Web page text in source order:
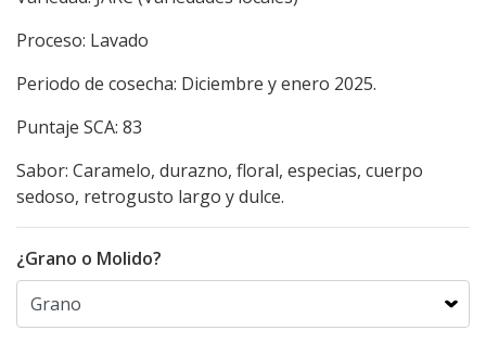
Proceso: Lavado
Periodo de cosecha: Diciembre y enero 2025.
Puntaje SCA: 83
Sabor: Caramelo, durazno, floral, especias, cuerpo
sedoso, retrogusto largo y dulce.
¿Grano o Molido?